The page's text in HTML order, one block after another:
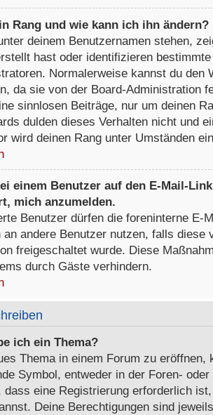
Rang und wie kann ich ihn ändern?
deinem Benutzernamen stehen,
hast oder identifizieren
Normalerweise kannst du den
da sie von der Board-Administration
sinnlosen Beiträge, nur um deinen
dulden dieses Verhalten nicht und
wird deinen Rang unter Umständen
einem Benutzer auf den E-Mail-
mich anzumelden.
Benutzer dürfen die foreninterne E-
an andere Benutzer nutzen, falls diese
freigeschaltet wurde. Diese
durch Gäste verhindern.
ich ein Thema?
Thema in einem Forum zu eröffnen,
Symbol, entweder in der Foren-
dass eine Registrierung erforderlich
Deine Berechtigungen sind